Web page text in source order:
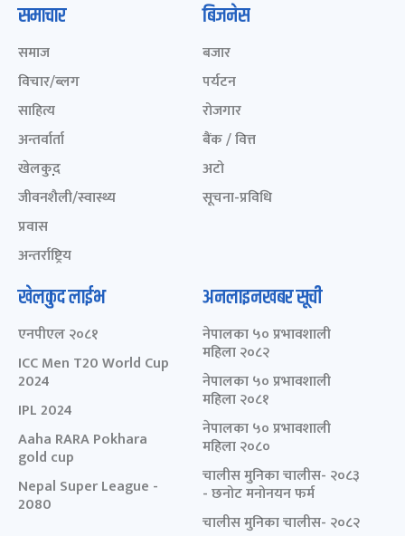
समाचार
समाज
विचार/ब्लग
साहित्य
अन्तर्वार्ता
खेलकुद़़
जीवनशैली/स्वास्थ्य
प्रवास
अन्तर्राष्ट्रिय
बिजनेस
बजार
पर्यटन
रोजगार
बैंक / वित्त
अटो
सूचना-प्रविधि
खेलकुद लाईभ
एनपीएल २०८१
ICC Men T20 World Cup
2024
IPL 2024
Aaha RARA Pokhara
gold cup
Nepal Super League -
2080
अनलाइनखबर सूची
नेपालका ५० प्रभावशाली
महिला २०८२
नेपालका ५० प्रभावशाली
महिला २०८१
नेपालका ५० प्रभावशाली
महिला २०८०
चालीस मुनिका चालीस- २०८३
- छनोट मनोनयन फर्म
चालीस मुनिका चालीस- २०८२